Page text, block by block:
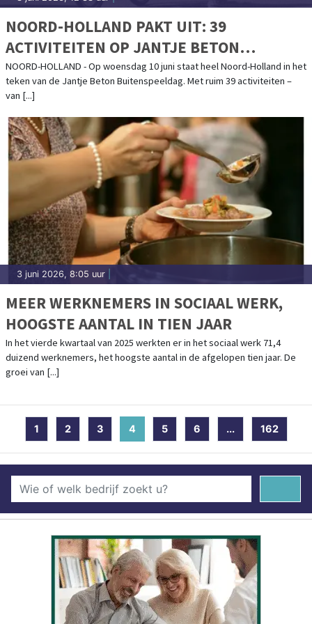
NOORD-HOLLAND PAKT UIT: 39
ACTIVITEITEN OP JANTJE BETON
BUITENSPEELDAG
NOORD-HOLLAND - Op woensdag 10 juni staat heel Noord-Holland in het
teken van de Jantje Beton Buitenspeeldag. Met ruim 39 activiteiten –
van [...]
3 juni 2026, 8:05 uur
MEER WERKNEMERS IN SOCIAAL WERK,
HOOGSTE AANTAL IN TIEN JAAR
In het vierde kwartaal van 2025 werkten er in het sociaal werk 71,4
duizend werknemers, het hoogste aantal in de afgelopen tien jaar. De
groei van [...]
1 2 3 4 (current)
5 6 ... 162